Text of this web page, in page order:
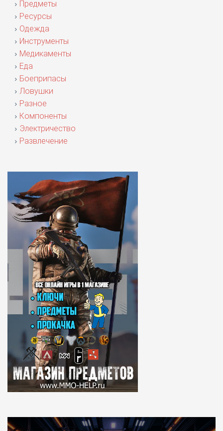
Предметы
Ресурсы
Одежда
Инструменты
Медикаменты
Еда
Боеприпасы
Ловушки
Разное
Компоненты
Электричество
Развлечение